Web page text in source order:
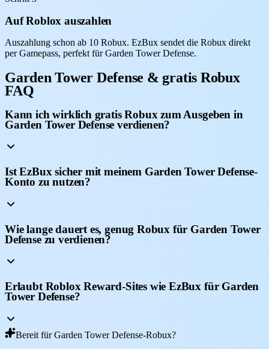
Auf Roblox auszahlen
Auszahlung schon ab 10 Robux. EzBux sendet die Robux direkt
per Gamepass, perfekt für Garden Tower Defense.
Garden Tower Defense & gratis Robux
FAQ
Kann ich wirklich gratis Robux zum Ausgeben in
Garden Tower Defense verdienen?
Ist EzBux sicher mit meinem Garden Tower Defense-
Konto zu nutzen?
Wie lange dauert es, genug Robux für Garden Tower
Defense zu verdienen?
Erlaubt Roblox Reward-Sites wie EzBux für Garden
Tower Defense?
Bereit für Garden Tower Defense-Robux?